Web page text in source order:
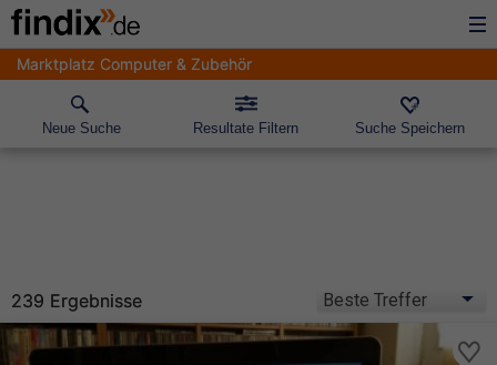
Marktplatz Computer & Zubehör
Neue Suche Resultate Filtern Suche Speichern
239 Ergebnisse